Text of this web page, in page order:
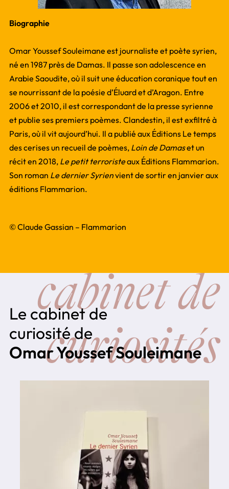
Biographie
Omar Youssef Souleimane est journaliste et poète syrien,
né en 1987 près de Damas. Il passe son adolescence en
Arabie Saoudite, où il suit une éducation coranique tout en
se nourrissant de la poésie d’Éluard et d’Aragon. Entre
2006 et 2010, il est correspondant de la presse syrienne
et publie ses premiers poèmes. Clandestin, il est exfiltré à
Paris, où il vit aujourd’hui. Il a publié aux Éditions Le temps
des cerises un recueil de poèmes, Loin de Damaset un
récit en 2018, Le petit terroristeaux Éditions Flammarion.
Son roman Le dernier Syrienvient de sortir en janvier aux
éditions Flammarion.
© Claude Gassian – Flammarion
Le cabinet de
curiosité de
Omar Youssef Souleimane
cabinet de
curiosités